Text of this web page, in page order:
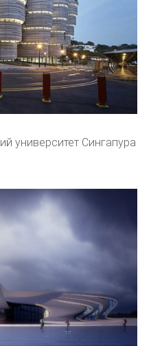
университет Сингапура